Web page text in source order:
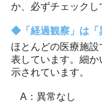
か、必ずチェックし
「経過観察」は
ほとんどの医療施
表しています。細
示されています。
A：異常なし